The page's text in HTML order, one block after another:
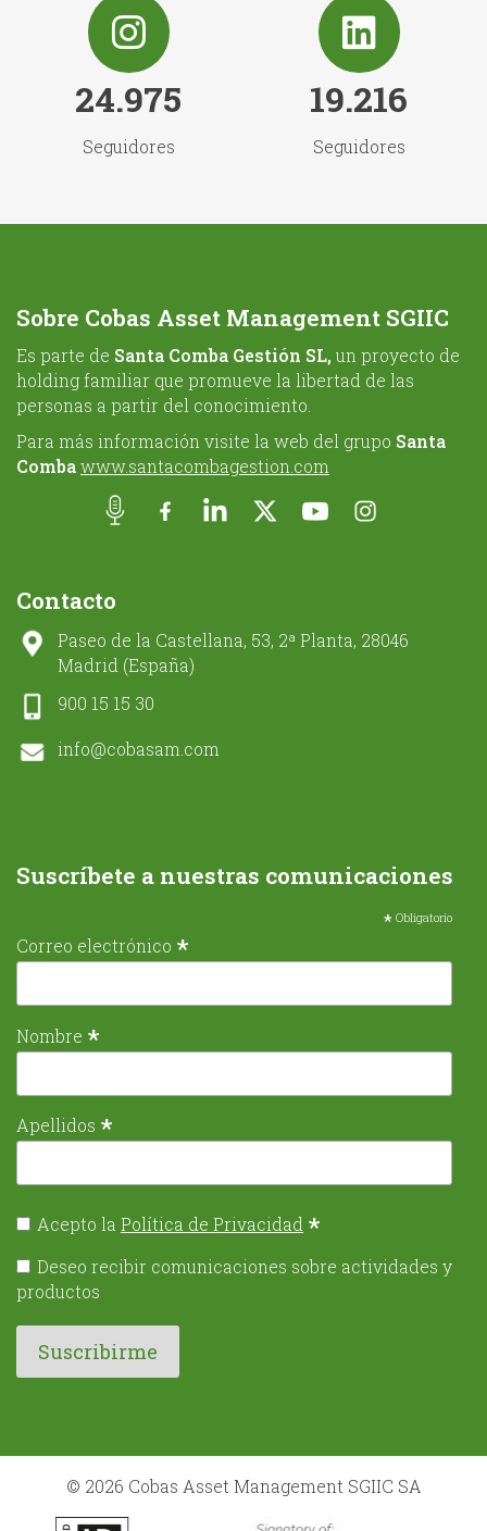
24.975
Seguidores
19.216
Seguidores
Sobre Cobas Asset Management SGIIC
Es parte de Santa Comba Gestión SL, un proyecto de
holding familiar que promueve la libertad de las
personas a partir del conocimiento.
Para más información visite la web del grupo Santa
Combawww.santacombagestion.com
Contacto
Paseo de la Castellana, 53, 2ª Planta, 28046
Madrid (España)
900 15 15 30
info@cobasam.com
Suscríbete a nuestras comunicaciones
* Obligatorio
Correo electrónico *
Nombre *
Apellidos *
Acepto la Política de Privacidad *
Deseo recibir comunicaciones sobre actividades y
productos
© 2026 Cobas Asset Management SGIIC SA